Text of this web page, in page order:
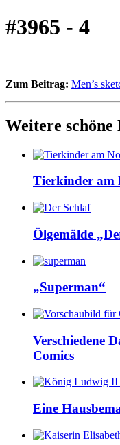
#3965 - 4
Zum Beitrag: Men’s
Weitere
Tierkinder am
Ölgemälde
„Superman“
Verschiedene
Comics
Eine